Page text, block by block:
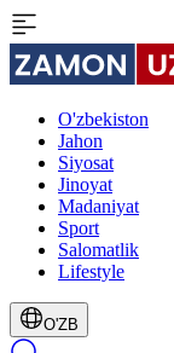
O'zbekiston
Jahon
Siyosat
Jinoyat
Madaniyat
Sport
Salomatlik
Lifestyle
O'ZB